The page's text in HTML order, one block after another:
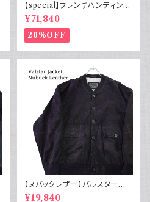
【special】フレンチハンティング
ジャケット コットンピケ 動物ボ
タン50s
¥71,840
20%OFF
【ヌバックレザー】バルスター型
ブルゾンジャケット イタリア ヴィ
¥19,840